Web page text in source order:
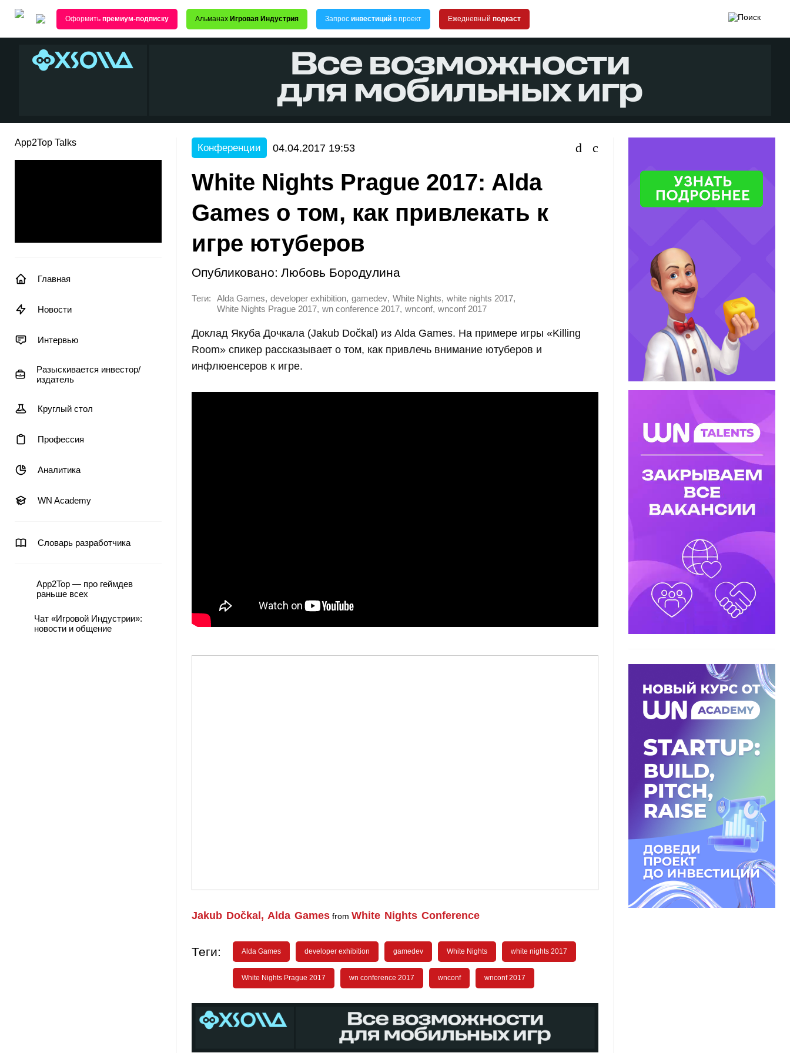
Оформить премиум-подписку Альманах Игровая Индустрия Запрос инвестиций в проект Ежедневный подкаст
App2Top Talks
Главная
Новости
Интервью
Разыскивается инвестор/
издатель
Круглый стол
Профессия
Аналитика
WN Academy
Словарь разработчика
App2Top — про геймдев
раньше всех
Чат «Игровой Индустрии»:
новости и общение
Конференции 04.04.2017 19:53
White Nights Prague 2017: Alda
Games о том, как привлекать к
игре ютуберов
Опубликовано: Любовь Бородулина
Теги: Alda Games, developer exhibition, gamedev, White Nights, white nights 2017,
White Nights Prague 2017, wn conference 2017, wnconf, wnconf 2017
Доклад Якуба Дочкала (Jakub Dočkal) из Alda Games. На примере игры «Killing
Room» спикер рассказывает о том, как привлечь внимание ютуберов и
инфлюенсеров к игре.
Jakub Dočkal, Alda Games from White Nights Conference
Теги: Alda Games developer exhibition gamedev White Nights white nights 2017
White Nights Prague 2017 wn conference 2017 wnconf wnconf 2017